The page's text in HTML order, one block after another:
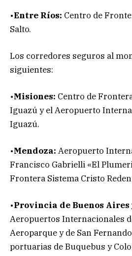
•Entre Ríos: Centro de
Salto.
Los corredores seguros al
siguientes:
•Misiones: Centro de
Iguazú y el Aeropuerto
Iguazú.
•Mendoza: Aeropuerto
Francisco Gabrielli «El
Frontera Sistema Cristo
•Provincia de Buenos Aires
Aeropuertos Internacionales
Aeroparque y de San
portuarias de Buquebus y